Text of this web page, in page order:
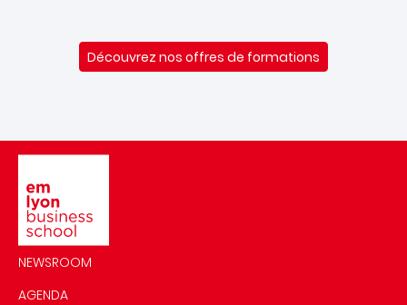
Découvrez nos offres de formations
NEWSROOM
AGENDA